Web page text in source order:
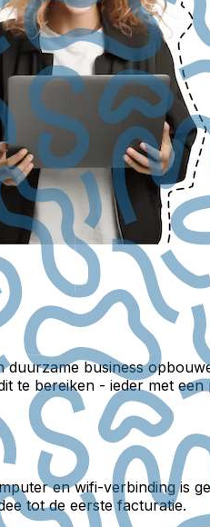
business
te bereiken - ieder met
en wifi-verbinding is
tot de eerste facturatie.